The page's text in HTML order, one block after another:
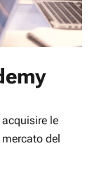
le
del